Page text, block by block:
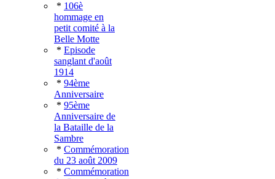
* 106è
hommage en
petit comité à la
Belle Motte
* Episode
sanglant d'août
1914
* 94ème
Anniversaire
* 95ème
Anniversaire de
la Bataille de la
Sambre
* Commémoration
du 23 août 2009
* Commémoration